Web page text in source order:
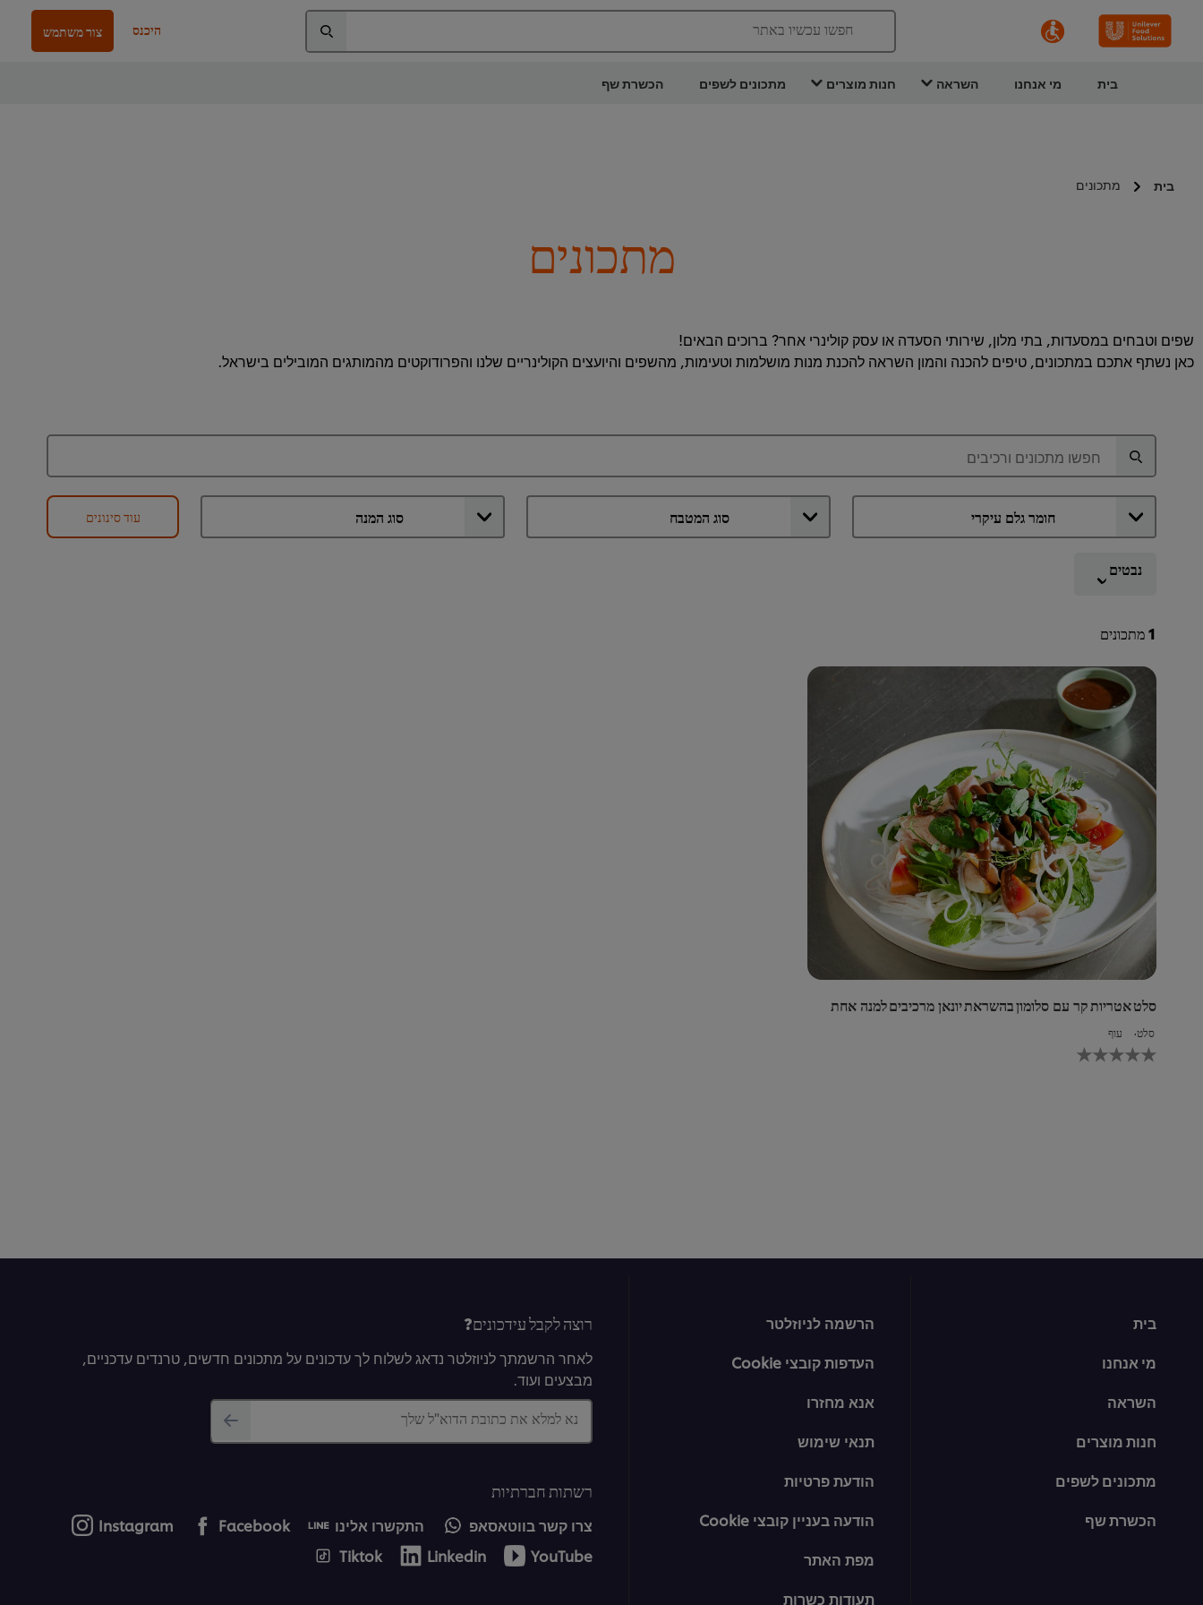
חפשו עכשיו באתר היכנס צור משתמש
בית מי אנחנו השראה חנות מוצרים מתכונים לשפים הכשרת שף
בית מתכונים
מתכונים
שפים וטבחים במסעדות, בתי מלון, שירותי הסעדה או עסק קולינרי אחר? ברוכים הבאים!
כאן נשתף אתכם במתכונים, טיפים להכנה והמון השראה להכנת מנות מושלמות וטעימות, מהשפים והיועצים הקולינריים שלנו והפרודוקטים מהמותגים המובילים בישראל.
עוד סינונים
נבטים
1מתכונים
סלט אטריות קר עם סלומון בהשראת יונאן מרכיבים למנה אחת
סלט עוף
בית
מי אנחנו
השראה
חנות מוצרים
מתכונים לשפים
הכשרת שף
הרשמה לניוזלטר
העדפות קובצי Cookie
אנא מחזרו
תנאי שימוש
הודעת פרטיות
הודעה בעניין קובצי Cookie
מפת האתר
תעודות כשרות
רוצה לקבל עידכונים?
לאחר הרשמתך לניוזלטר נדאג לשלוח לך עדכונים על מתכונים חדשים, טרנדים עדכניים,
מבצעים ועוד.
נא למלא את כתובת הדוא"ל שלך
רשתות חברתיות
צרו קשר בווטאסאפ התקשרו אלינו Facebook
Instagram
YouTube
Linkedin
Tiktok